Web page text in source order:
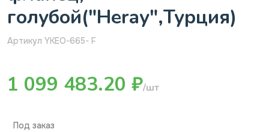
голубой("Heray",Турция)
Артикул YKEO-665- F
1 099 483.20 ₽/шт
Под заказ